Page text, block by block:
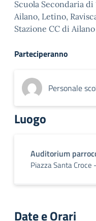
Scuola Secondaria
Ailano, Letino,
Stazione CC di Ailano
Parteciperanno
Personale
Luogo
Auditorium
Piazza Santa Croce
Date e Orari